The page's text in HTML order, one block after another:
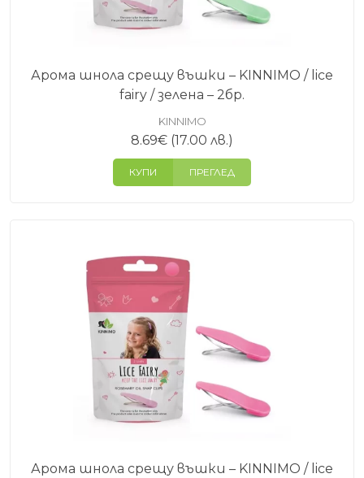
Арома шнола срещу въшки – KINNIMO / lice
fairy / зелена – 2бр.
KINNIMO
8.69€ (17.00 лв.)
КУПИ ПРЕГЛЕД
Арома шнола срещу въшки – KINNIMO / lice